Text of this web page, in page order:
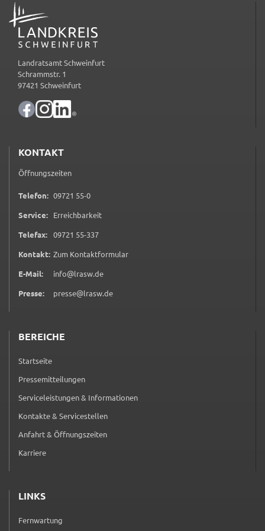
ADRESSE
Landratsamt Schweinfurt
Schrammstr. 1
97421 Schweinfurt
KONTAKT
Öffnungszeiten
Telefon: 09721 55-00 9 7 2 1 5 5 0
Service: Erreichbarkeit
Telefax: 09721 55-3370 9 7 2 1 5 5 3 3 7
Kontakt: Zum Kontaktformular(öffnet in neuem Tab)
E-Mail:
info@lrasw.de
Presse:
presse@lrasw.de
BEREICHE
Startseite
Pressemitteilungen
Serviceleistungen & Informationen
Kontakte & Servicestellen
Anfahrt & Öffnungszeiten
Karriere
LINKS
Fernwartung
(externer Link, öffnet in neuem Tab)
ermöglichen.
Weitere Informationen finden Sie in
unseren Datenschutzhinweisen
YouTube
Anbieter:
YouTube
Einwilligung erweiterter Datenschutzmodus
Google Maps
Name:
consent-google-maps
Anbieter:
Zweck:
BayernAtlas
Name:
Anbieter:
Vermessung
Anzeige Online Kartendienst
Unser Webanalyse-Tool Matomo